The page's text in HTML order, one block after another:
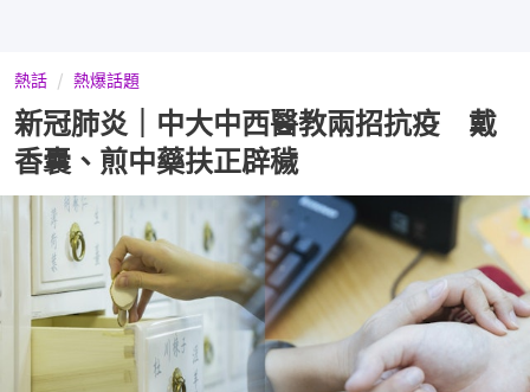
熱話 熱爆話題
新冠肺炎｜中大中西醫教兩招抗疫 戴
香囊、煎中藥扶正辟穢